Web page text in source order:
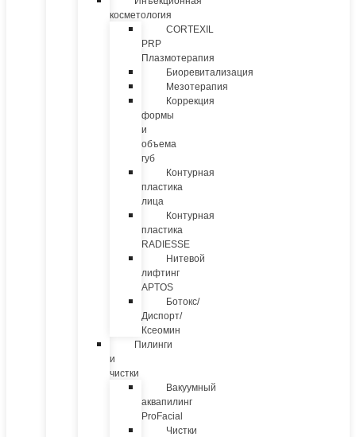
косметология
CORTEXIL
PRP
Плазмотерапия
Биоревитализация
Мезотерапия
Коррекция
формы
и
объема
губ
Контурная
пластика
лица
Контурная
пластика
RADIESSE
Нитевой
лифтинг
APTOS
Ботокс/
Диспорт/
Ксеомин
Пилинги
и
чистки
Вакуумный
аквапилинг
ProFacial
Чистки